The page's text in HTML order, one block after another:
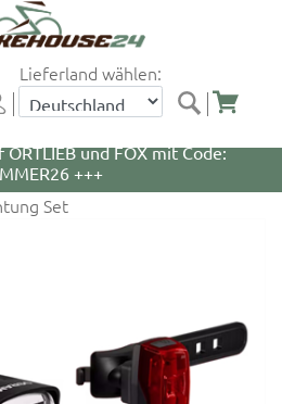
Lieferland wählen:
Bikes und Zubehör mit
und FOX mit Code:
+++
Set